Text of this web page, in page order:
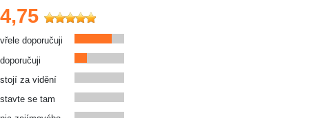
4,75
vřele doporučuji
doporučuji
stojí za vidění
stavte se tam